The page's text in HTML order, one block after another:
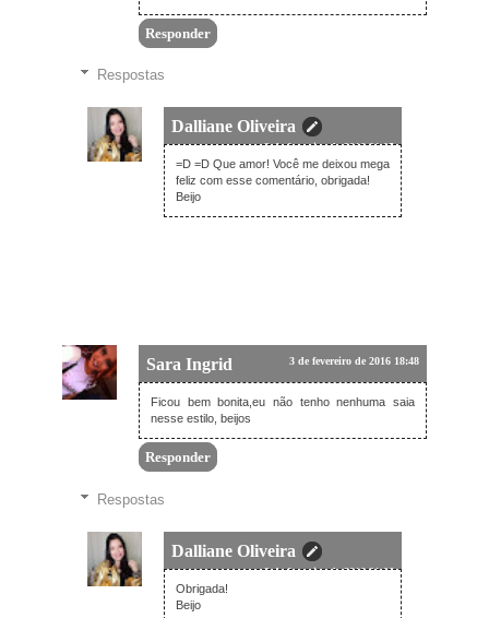
Responder
Respostas
Dalliane Oliveira
3 de fevereiro de 2016 21:05
=D =D Que amor! Você me deixou mega
feliz com esse comentário, obrigada!
Beijo
Sara Ingrid 3 de fevereiro de 2016 18:48
Ficou bem bonita,eu não tenho nenhuma saia
nesse estilo, beijos
Responder
Respostas
Dalliane Oliveira
3 de fevereiro de 2016 21:06
Obrigada!
Beijo